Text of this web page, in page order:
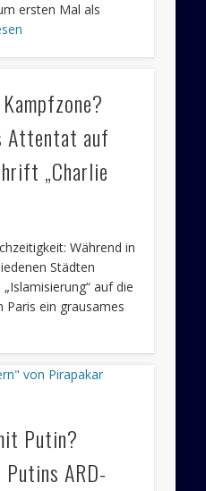
ersten Mal als
Attentat auf
„Charlie
Während in
Städten
auf die
Paris ein grausames
Putin?
ARD-